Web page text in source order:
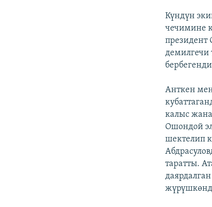
Күндүн
чечимине
президент
демилгечи
Анткен
калыс
Ошондой
шектелип
таратты.